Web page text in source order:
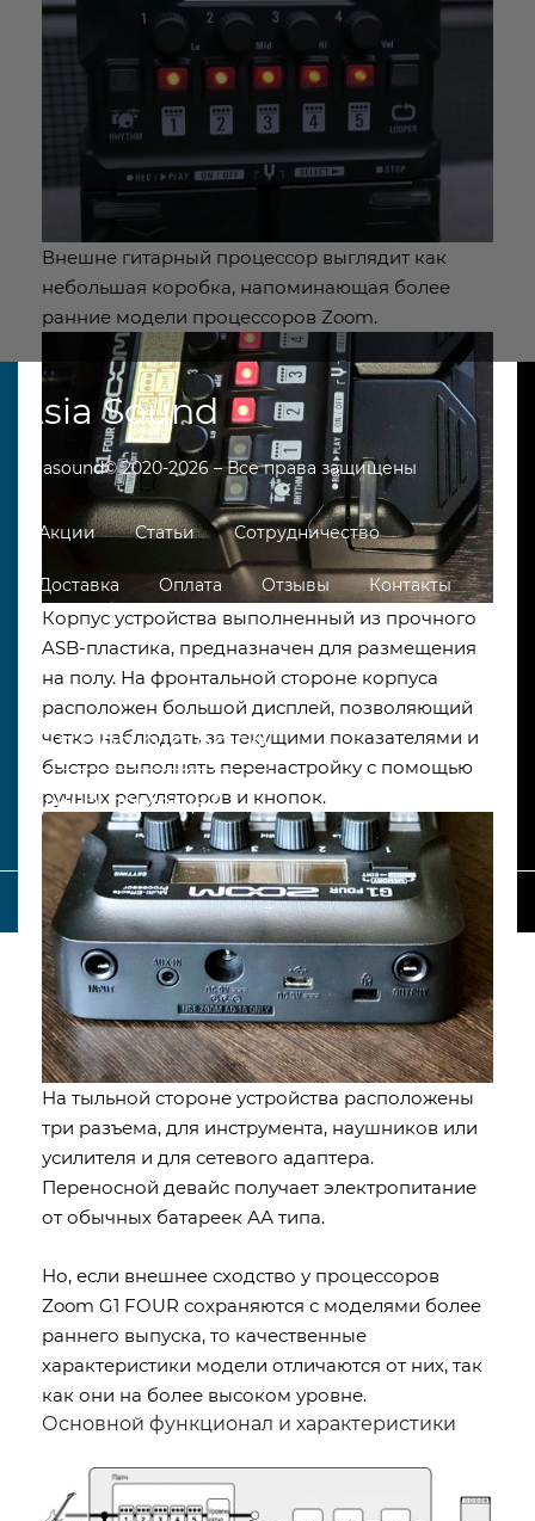
Внешне гитарный процессор выглядит как
небольшая коробка, напоминающая более
ранние модели процессоров Zoom.
Корпус устройства выполненный из прочного
ASB-пластика, предназначен для размещения
на полу. На фронтальной стороне корпуса
расположен большой дисплей, позволяющий
четко наблюдать за текущими показателями и
быстро выполнять перенастройку с помощью
ручных регуляторов и кнопок.
На тыльной стороне устройства расположены
три разъема, для инструмента, наушников или
усилителя и для сетевого адаптера.
Переносной девайс получает электропитание
от обычных батареек АА типа.
Но, если внешнее сходство у процессоров
Zoom G1 FOUR сохраняются с моделями более
раннего выпуска, то качественные
характеристики модели отличаются от них, так
как они на более высоком уровне.
Основной функционал и характеристики
Asia Sound
Asiasound© 2020-2026 – Все права защищены
Акции Статьи Сотрудничество
Доставка Оплата Отзывы Контакты
+7 707 916 9050
Нужна помощь?
_